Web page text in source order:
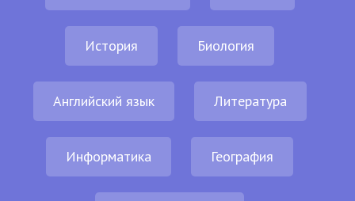
История Биология
Английский язык Литература
Информатика География